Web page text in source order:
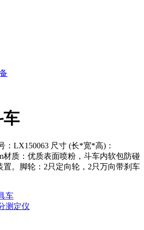
车
：LX150063 尺寸 (长*宽*高)：
材质：优质表面喷粉，斗车内软包防碰
。脚轮：2只定向轮，2只万向带刹车
车
测定仪